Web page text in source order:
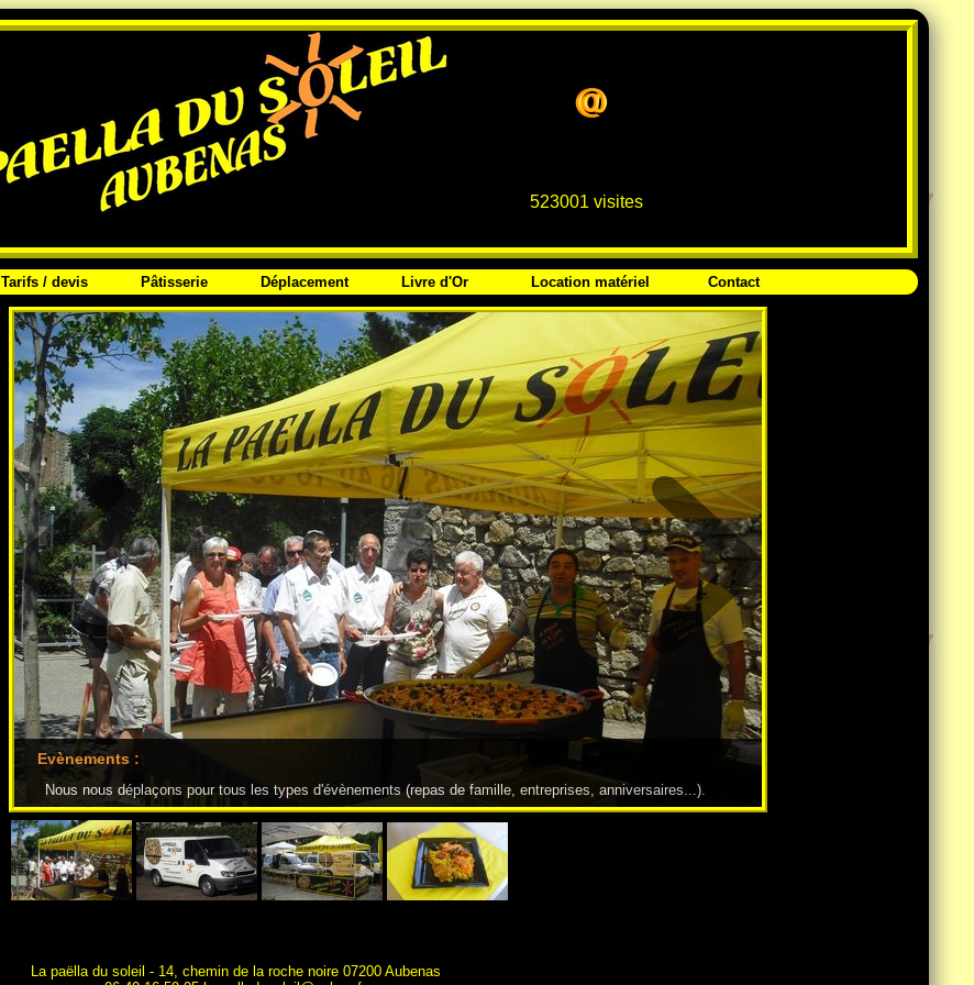
523001 visites
Tarifs / devis Pâtisserie Déplacement Livre d'Or Location matériel Contact
Evènements :
Nous nous déplaçons pour tous les types d'évènements (repas de famille, entreprises, anniversaires...).
La paëlla du soleil - 14, chemin de la roche noire 07200 Aubenas